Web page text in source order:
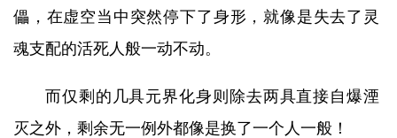
儡，在虚空当中突然停下了身形，就像是失去了灵
魂支配的活死人般一动不动。
而仅剩的几具元界化身则除去两具直接自爆湮
灭之外，剩余无一例外都像是换了一个人一般！